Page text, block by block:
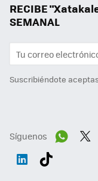
RECIBE
SEMANAL
Suscribiéndote
Síguenos